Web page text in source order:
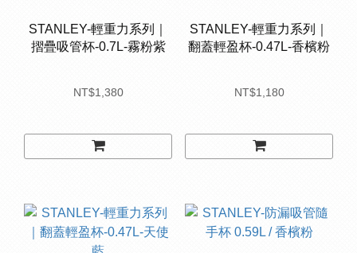
STANLEY-輕重力系列｜
摺疊吸管杯-0.7L-霧粉紫
NT$1,380
STANLEY-輕重力系列｜
翻蓋輕盈杯-0.47L-香檳粉
NT$1,180